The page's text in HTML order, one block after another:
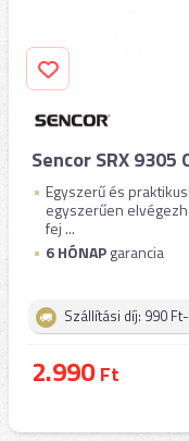
Sencor SRX
Egyszerű és
egyszerűen
fej ...
6 HÓNAPgarancia
Szállítási díj: 990
2.990Ft